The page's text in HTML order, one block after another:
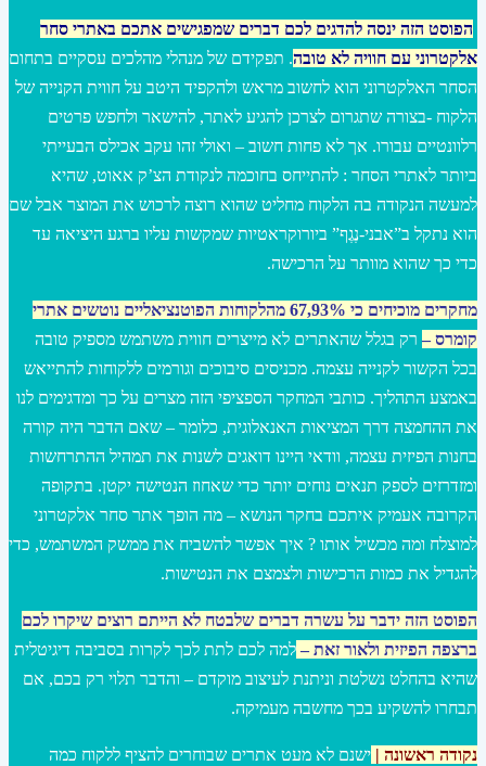
הפוסט הזה ינסה להדגים לכם דברים שמפגישים אתכם באתרי סחר
אלקטרוני עם חוויה לא טובה. תפקידם של מנהלי מהלכים עסקיים בתחום
הסחר האלקטרוני הוא לחשוב מראש ולהקפיד היטב על חווית הקנייה של
הלקוח -בצורה שתגרום לצרכן להגיע לאתר, להישאר ולחפש פרטים
רלוונטיים עבורו. אך לא פחות חשוב – ואולי זהו עקב אכילס הבעייתי
ביותר לאתרי הסחר : להתייחס בחוכמה לנקודת הצ’ק אאוט, שהיא
למעשה הנקודה בה הלקוח מחליט שהוא רוצה לרכוש את המוצר אבל שם
הוא נתקל ב”אבני-נֶגֶף” ביורוקראטיות שמקשות עליו ברגע היציאה עד
כדי כך שהוא מוותר על הרכישה.
מחקרים מוכיחים כי 67,93% מהלקוחות הפוטנציאליים נוטשים אתרי
קומרס – רק בגלל שהאתרים לא מייצרים חווית משתמש מספיק טובה
בכל הקשור לקנייה עצמה. מכניסים סיבוכים וגורמים ללקוחות להתייאש
באמצע התהליך. כותבי המחקר הספציפי הזה מצרים על כך ומדגימים לנו
את ההחמצה דרך המציאות האנאלוגית, כלומר – שאם הדבר היה קורה
בחנות הפיזית עצמה, וודאי היינו דואגים לשנות את תמהיל ההתרחשות
ומזדרזים לספק תנאים נוחים יותר כדי שאחוז הנטישה יקטן. בתקופה
הקרובה אעמיק איתכם בחקר הנושא – מה הופך אתר סחר אלקטרוני
למוצלח ומה מכשיל אותו ? איך אפשר להשביח את ממשק המשתמש, כדי
להגדיל את כמות הרכישות ולצמצם את הנטישות.
הפוסט הזה ידבר על עשרה דברים שלבטח לא הייתם רוצים שיקרו לכם
ברצפה הפיזית ולאור זאת – למה לכם לתת לכך לקרות בסביבה דיגיטלית
שהיא בהחלט נשלטת וניתנת לעיצוב מוקדם – והדבר תלוי רק בכם, אם
תבחרו להשקיע בכך מחשבה מעמיקה.
נקודה ראשונה | ישנם לא מעט אתרים שבוחרים להציף ללקוח כמה